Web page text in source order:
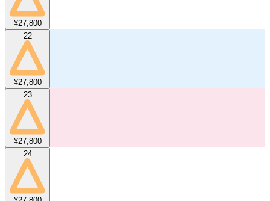
¥27,800
22
¥27,800
23
¥27,800
24